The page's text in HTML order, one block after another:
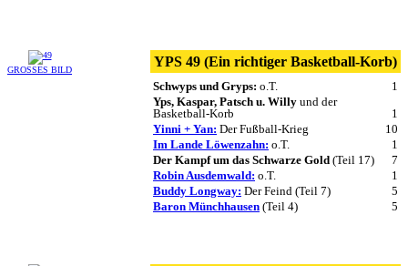
GROSSES BILD
YPS 49 (Ein richtiger Basketball-Korb)
Schwyps und Gryps: o.T.
1
Yps, Kaspar, Patsch u. Willy und der
Basketball-Korb
1
Yinni + Yan: Der Fußball-Krieg
10
Im Lande Löwenzahn: o.T.
1
Der Kampf um das Schwarze Gold (Teil 17)
7
Robin Ausdemwald: o.T.
1
Buddy Longway: Der Feind (Teil 7)
5
Baron Münchhausen (Teil 4) 5